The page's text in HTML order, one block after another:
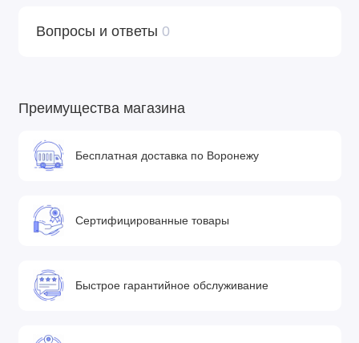
Вопросы и ответы 0
Преимущества магазина
Бесплатная доставка по Воронежу
Сертифицированные товары
Быстрое гарантийное обслуживание